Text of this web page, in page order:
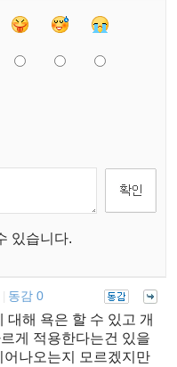
있습니다.
동감 0
대해 욕은 할 수 있고 개
게 적용한다는건 있을
나오는지 모르겠지만